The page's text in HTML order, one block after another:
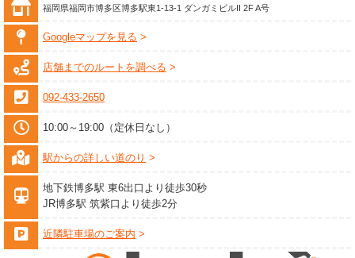
福岡県福岡市博多区博多駅東1-13-1 ダンガミビルII 2F A号
Googleマップを見る
店舗までのルートを調べる
092-433-2650
10:00～19:00（定休日なし）
駅からの詳しい道のり
地下鉄博多駅 東6出口より徒歩30秒
JR博多駅 筑紫口より徒歩2分
近隣駐車場のご案内